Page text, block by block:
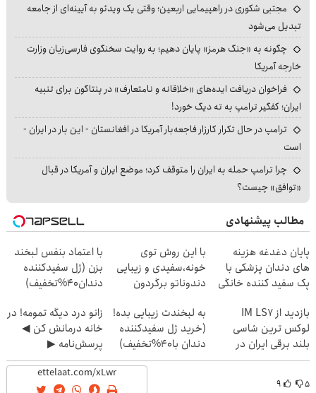
مجتبی شکوری در راهپیمایی اربعین؛ وقتی یک ویدئو به آیینه‌ای از جامعه
تبدیل می‌شود
چگونه به «جنگ هرمز» پایان دهیم؛ به روایت سخنگوی فارسی‌زبان وزارت
خارجه آمریکا
فراخوان دریافت ایده‌های «خلاقانه و نامتعارف» در پنتاگون برای تنبیه
ایران؛ کفگیر ترامپ به ته دیگ خورد!
ترامپ در حال تکرار کارزار فاجعه‌بار آمریکا در افغانستان - این بار در ایران -
است
چرا ترامپ حمله به ایران را متوقف کرد؛ موضع ایران و آمریکا در قبال
«توافق» چیست؟
مطالب پیشنهادی
پایان دغدغه هزینه
های دندان پزشکی با
پک سفید کننده خانگی
با این روش توی
خونه،سفیدی و زیبایی
دندوناتو برگردون
با اعتماد بنفس لبخند
بزن (ژل سفیدکننده
دندان40%تخفیف)
بازدید از IM LS7
لوکس ترین شاسی
بلند برقی ایران در
باشگاه انقلاب
به لبخندت زیبایی بده!
(خرید ژل سفیدکننده
دندان با40%تخفیف)
زانو درد دیگه تمومه! در
خانه درمانش کن ◀
پرسش‌نامه ▶
۵ ۹